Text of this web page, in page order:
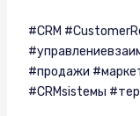
#CRM
#продажи
#CRMsistемы